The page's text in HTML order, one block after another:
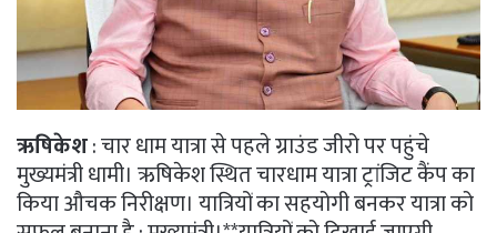
ऋषिकेश: चार धाम यात्रा से पहले ग्राउंड जीरो पर पहुंचे
मुख्यमंत्री धामी। ऋषिकेश स्थित चारधाम यात्रा ट्रांजिट कैंप का
किया औचक निरीक्षण। यात्रियों का सहयोगी बनकर यात्रा को